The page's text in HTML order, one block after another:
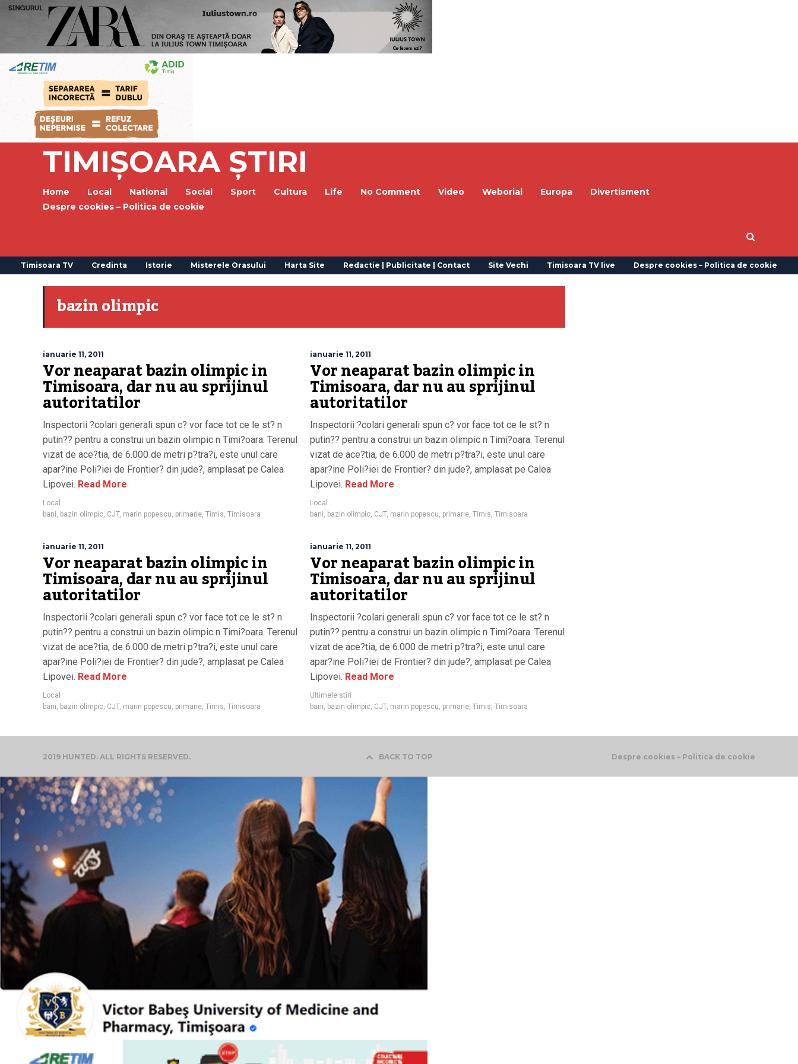
TIMIȘOARA ȘTIRI
Home Local National Social Sport Cultura Life No Comment Video Weborial Europa
Divertisment
Despre cookies – Politica de cookie
Timisoara TV Credinta Istorie Misterele Orasului Harta Site Redactie | Publicitate | Contact Site Vechi Timisoara TV live Despre cookies – Politica de cookie
bazin olimpic
ianuarie 11, 2011
Vor neaparat bazin olimpic in
Timisoara, dar nu au sprijinul
autoritatilor
Inspectorii ?colari generali spun c? vor face tot ce le st? n
putin?? pentru a construi un bazin olimpic n Timi?oara. Terenul
vizat de ace?tia, de 6.000 de metri p?tra?i, este unul care
apar?ine Poli?iei de Frontier? din jude?, amplasat pe Calea
Lipovei. Read More
Local
bani, bazin olimpic, CJT, marin popescu, primarie, Timis, Timisoara
ianuarie 11, 2011
Vor neaparat bazin olimpic in
Timisoara, dar nu au sprijinul
autoritatilor
Inspectorii ?colari generali spun c? vor face tot ce le st? n
putin?? pentru a construi un bazin olimpic n Timi?oara. Terenul
vizat de ace?tia, de 6.000 de metri p?tra?i, este unul care
apar?ine Poli?iei de Frontier? din jude?, amplasat pe Calea
Lipovei. Read More
Local
bani, bazin olimpic, CJT, marin popescu, primarie, Timis, Timisoara
ianuarie 11, 2011
Vor neaparat bazin olimpic in
Timisoara, dar nu au sprijinul
autoritatilor
Inspectorii ?colari generali spun c? vor face tot ce le st? n
putin?? pentru a construi un bazin olimpic n Timi?oara. Terenul
vizat de ace?tia, de 6.000 de metri p?tra?i, este unul care
apar?ine Poli?iei de Frontier? din jude?, amplasat pe Calea
Lipovei. Read More
Local
bani, bazin olimpic, CJT, marin popescu, primarie, Timis, Timisoara
ianuarie 11, 2011
Vor neaparat bazin olimpic in
Timisoara, dar nu au sprijinul
autoritatilor
Inspectorii ?colari generali spun c? vor face tot ce le st? n
putin?? pentru a construi un bazin olimpic n Timi?oara. Terenul
vizat de ace?tia, de 6.000 de metri p?tra?i, este unul care
apar?ine Poli?iei de Frontier? din jude?, amplasat pe Calea
Lipovei. Read More
Ultimele stiri
bani, bazin olimpic, CJT, marin popescu, primarie, Timis, Timisoara
2019 HUNTED. ALL RIGHTS RESERVED. BACK TO TOP Despre cookies – Politica de cookie